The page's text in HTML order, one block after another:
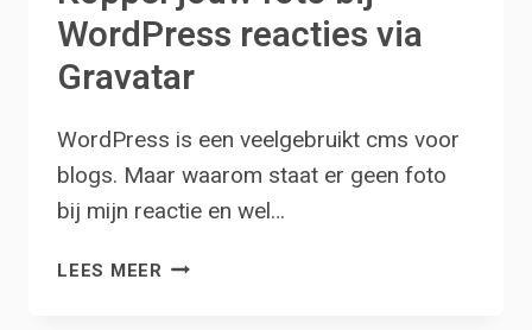
WordPress reacties via
Gravatar
WordPress is een veelgebruikt cms voor
blogs. Maar waarom staat er geen foto
bij mijn reactie en wel…
LEES MEER KOPPEL